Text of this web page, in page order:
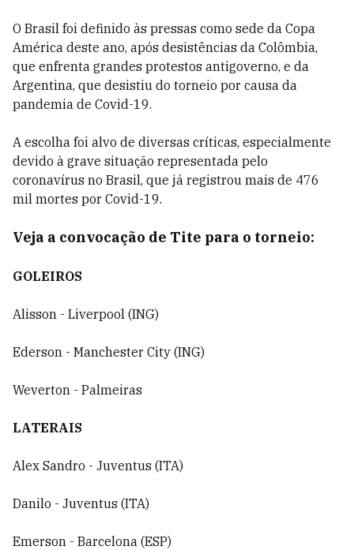
O Brasil foi definido às pressas como sede da Copa
América deste ano, após desistências da Colômbia,
que enfrenta grandes protestos antigoverno, e da
Argentina, que desistiu do torneio por causa da
pandemia de Covid-19.
A escolha foi alvo de diversas críticas, especialmente
devido à grave situação representada pelo
coronavírus no Brasil, que já registrou mais de 476
mil mortes por Covid-19.
Veja a convocação de Tite para o torneio:
GOLEIROS
Alisson - Liverpool (ING)
Ederson - Manchester City (ING)
Weverton - Palmeiras
LATERAIS
Alex Sandro - Juventus (ITA)
Danilo - Juventus (ITA)
Emerson - Barcelona (ESP)